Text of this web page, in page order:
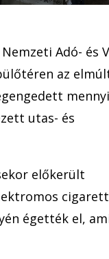
Adó- és
az
utas- és
előkerült
égették el,